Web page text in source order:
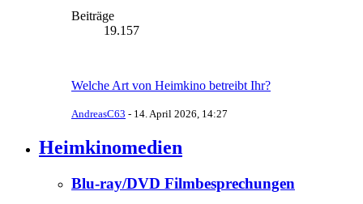
Beiträge
19.157
Welche Art von Heimkino betreibt Ihr?
AndreasC63 - 14. April 2026, 14:27
Heimkinomedien
Blu-ray/DVD Filmbesprechungen